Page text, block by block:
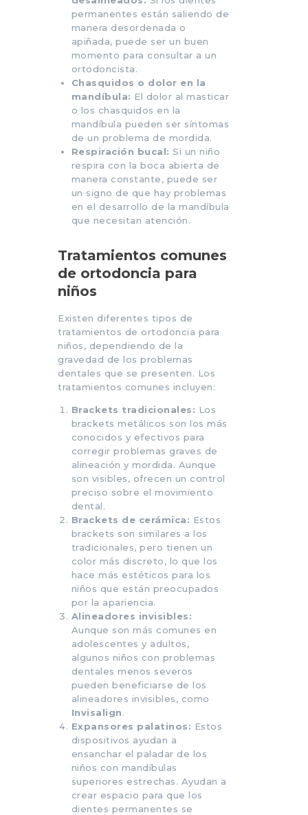
permanentes están saliendo de
manera desordenada o
apiñada, puede ser un buen
momento para consultar a un
ortodoncista.
Chasquidos o dolor en la
mandíbula: El dolor al masticar
o los chasquidos en la
mandíbula pueden ser síntomas
de un problema de mordida.
Respiración bucal: Si un niño
respira con la boca abierta de
manera constante, puede ser
un signo de que hay problemas
en el desarrollo de la mandíbula
que necesitan atención.
Tratamientos comunes
de ortodoncia para
niños
Existen diferentes tipos de
tratamientos de ortodoncia para
niños, dependiendo de la
gravedad de los problemas
dentales que se presenten. Los
tratamientos comunes incluyen:
Brackets tradicionales: Los
brackets metálicos son los más
conocidos y efectivos para
corregir problemas graves de
alineación y mordida. Aunque
son visibles, ofrecen un control
preciso sobre el movimiento
dental.
Brackets de cerámica: Estos
brackets son similares a los
tradicionales, pero tienen un
color más discreto, lo que los
hace más estéticos para los
niños que están preocupados
por la apariencia.
Alineadores invisibles:
Aunque son más comunes en
adolescentes y adultos,
algunos niños con problemas
dentales menos severos
pueden beneficiarse de los
alineadores invisibles, como
Invisalign.
Expansores palatinos: Estos
dispositivos ayudan a
ensanchar el paladar de los
niños con mandíbulas
superiores estrechas. Ayudan a
crear espacio para que los
dientes permanentes se